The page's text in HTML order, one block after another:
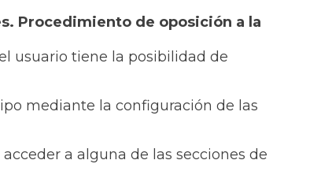
Procedimiento de oposición a la
usuario tiene la posibilidad de
mediante la configuración de las
a alguna de las secciones de